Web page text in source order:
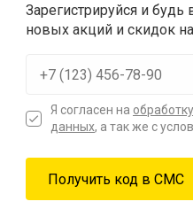
Зарегистрируйся и будь
новых акций и скидок
Я согласен на
данных, а так же с